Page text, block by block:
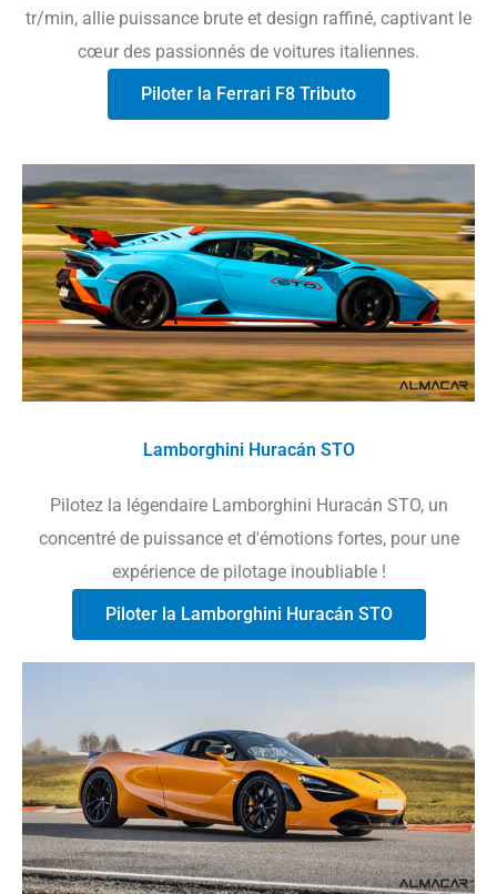
tr/min, allie puissance brute et design raffiné, captivant le
cœur des passionnés de voitures italiennes.
Piloter la Ferrari F8 Tributo
Lamborghini Huracán STO
Pilotez la légendaire Lamborghini Huracán STO, un
concentré de puissance et d'émotions fortes, pour une
expérience de pilotage inoubliable !
Piloter la Lamborghini Huracán STO